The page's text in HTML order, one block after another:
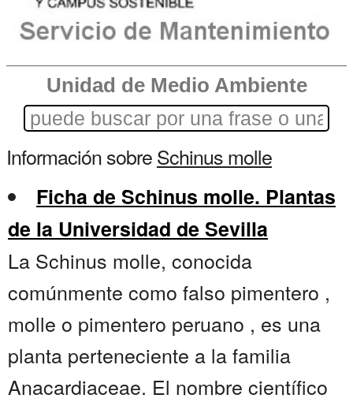
Unidad de Medio Ambiente
Información sobreSchinus molle
Ficha de Schinus molle. Plantas
de la Universidad de Sevilla
La Schinus molle, conocida
comúnmente como falso pimentero ,
molle o pimentero peruano , es una
planta perteneciente a la familia
Anacardiaceae. El nombre científico